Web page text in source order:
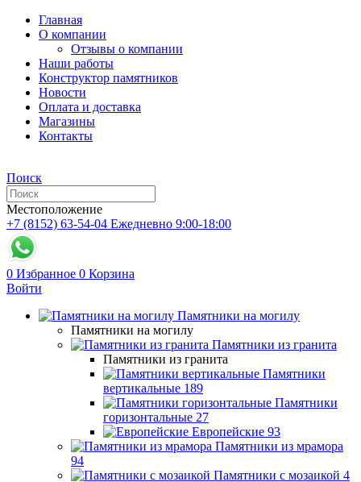
Главная
О компании
Отзывы о компании
Наши работы
Конструктор памятников
Новости
Оплата и доставка
Магазины
Контакты
Поиск
Местоположение
+7 (8152) 63-54-04 Ежедневно 9:00-18:00
0 Избранное 0 Корзина
Войти
Памятники на могилу
Памятники на могилу
Памятники из гранита
Памятники из гранита
Памятники
вертикальные 189
Памятники
горизонтальные 27
Европейские 93
Памятники из мрамора
94
Памятники с мозаикой 4